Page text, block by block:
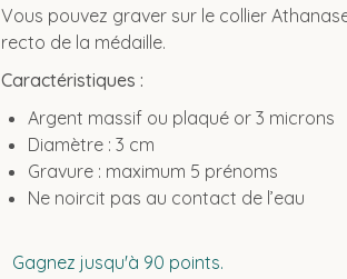
Vous pouvez graver sur le collier
recto de la médaille.
Caractéristiques :
Argent massif ou plaqué or 3 microns
Diamètre : 3 cm
Gravure : maximum 5 prénoms
Ne noircit pas au contact de l’eau
Gagnez jusqu'à 90 points.